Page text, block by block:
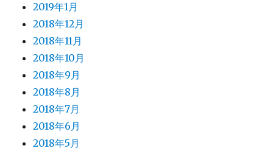
2019年1月
2018年12月
2018年11月
2018年10月
2018年9月
2018年8月
2018年7月
2018年6月
2018年5月